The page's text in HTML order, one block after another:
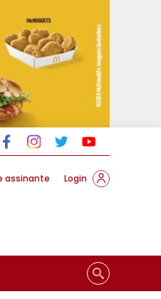
assinante Login